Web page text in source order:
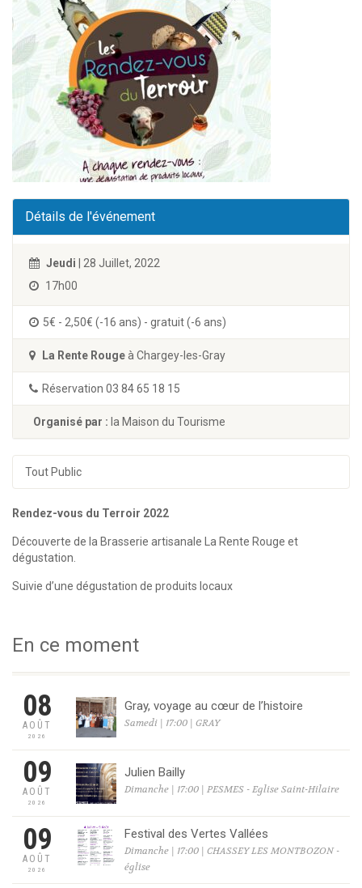
Détails de l'événement
Jeudi | 28 Juillet, 2022
17h00
5€ - 2,50€ (-16 ans) - gratuit (-6 ans)
La Rente Rougeà Chargey-les-Gray
Réservation 03 84 65 18 15
Organisé par : la Maison du Tourisme
Tout Public
Rendez-vous du Terroir 2022
Découverte de la Brasserie artisanale La Rente Rouge et
dégustation.
Suivie d’une dégustation de produits locaux
En ce moment
08
AOÛT
2026
Gray, voyage au cœur de l’histoire
Samedi | 17:00 | GRAY
09
AOÛT
2026
Julien Bailly
Dimanche | 17:00 | PESMES - Eglise Saint-Hilaire
09
AOÛT
2026
Festival des Vertes Vallées
Dimanche | 17:00 | CHASSEY LES MONTBOZON -
église